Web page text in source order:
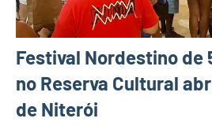
Festival Nordestino de
no Reserva Cultural
de Niterói